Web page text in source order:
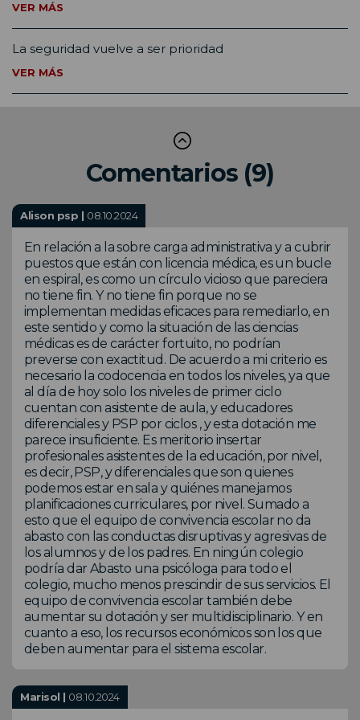
VER MÁS
La seguridad vuelve a ser prioridad
VER MÁS
Comentarios (9)
Alison psp | 08.10.2024
En relación a la sobre carga administrativa y a cubrir
puestos que están con licencia médica, es un bucle
en espiral, es como un círculo vicioso que pareciera
no tiene fin. Y no tiene fin porque no se
implementan medidas eficaces para remediarlo, en
este sentido y como la situación de las ciencias
médicas es de carácter fortuito, no podrían
preverse con exactitud. De acuerdo a mi criterio es
necesario la codocencia en todos los niveles, ya que
al día de hoy solo los niveles de primer ciclo
cuentan con asistente de aula, y educadores
diferenciales y PSP por ciclos , y esta dotación me
parece insuficiente. Es meritorio insertar
profesionales asistentes de la educación, por nivel,
es decir, PSP, y diferenciales que son quienes
podemos estar en sala y quiénes manejamos
planificaciones curriculares, por nivel. Sumado a
esto que el equipo de convivencia escolar no da
abasto con las conductas disruptivas y agresivas de
los alumnos y de los padres. En ningún colegio
podría dar Abasto una psicóloga para todo el
colegio, mucho menos prescindir de sus servicios. El
equipo de convivencia escolar también debe
aumentar su dotación y ser multidisciplinario. Y en
cuanto a eso, los recursos económicos son los que
deben aumentar para el sistema escolar.
Marisol | 08.10.2024